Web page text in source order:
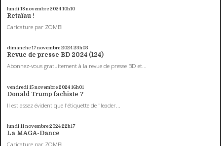
lundi 18novembre 202410h10
Retaïau !
Caricature par ZOMBI
dimanche 17novembre 202423h03
Revue de presse BD 2024 (124)
Abonnez-vous gratuitement à la revue de presse BD et...
vendredi 15novembre 202416h01
Donald Trump fachiste ?
Il est assez évident que l'étiquette de "leader...
lundi 11novembre 202422h17
La MAGA-Dance
Caricature par ZOMBI